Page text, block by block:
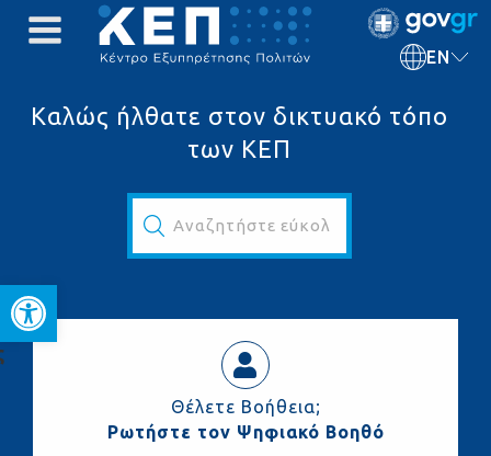
Open toolbar
EN
Καλώς ήλθατε στον δικτυακό τόπο
των ΚΕΠ
Αναζητήστε εύκολα και γρήγορα...
Θέλετε Βοήθεια;
Ρωτήστε τον Ψηφιακό Βοηθό